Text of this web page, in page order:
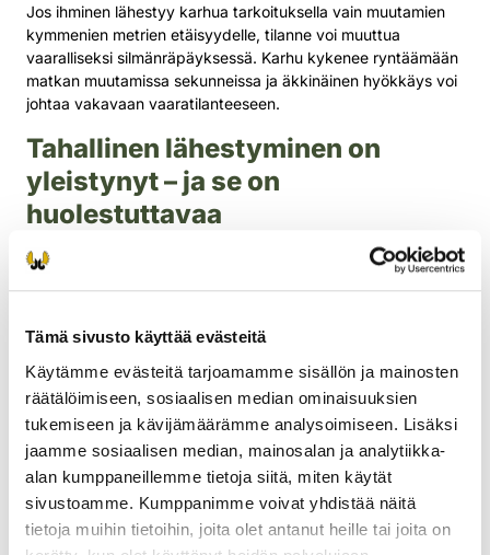
Tämä sivusto käyttää evästeitä
Käytämme evästeitä tarjoamamme sisällön ja mainosten
räätälöimiseen, sosiaalisen median ominaisuuksien
tukemiseen ja kävijämäärämme analysoimiseen. Lisäksi
jaamme sosiaalisen median, mainosalan ja analytiikka-
alan kumppaneillemme tietoja siitä, miten käytät
sivustoamme. Kumppanimme voivat yhdistää näitä
tietoja muihin tietoihin, joita olet antanut heille tai joita on
Jos ihminen lähestyy karhua tarkoituksella vain muutamien
kymmenien metrien etäisyydelle, tilanne voi muuttua
vaaralliseksi silmänräpäyksessä. Karhu kykenee ryntäämään
matkan muutamissa sekunneissa ja äkkinäinen hyökkäys voi
johtaa vakavaan vaaratilanteeseen.
Tahallinen lähestyminen on
yleistynyt – ja se on
huolestuttavaa
Viime vuosina Itä-Suomessa on ollut lukuisia tilanteita, joissa
havaituista karhuista houkuttelee ihmisiä liikkeelle, ja osa
lähtee etsimään eläimiä tarkoituksellisesti. Tämän
seurauksena paikalle voi tulla nopeasti kymmeniä ihmisiä,
joiden tavoitteena on nähdä tai kuvata karhuja.
Viranomaisten suositus: älä
lähesty, älä etsi
Poliisi ja Suomen riistakeskus suosittelevat, että karhuja ei
tarkoituksellisesti lähestytä alle 150 metrin etäisyydelle. Myös